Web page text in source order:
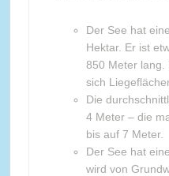
Der See hat
Hektar. Er ist
850 Meter lang.
sich
Die
4 Meter – die
bis auf 7 Meter.
Der See hat
wird von